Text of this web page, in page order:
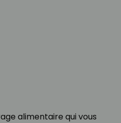
alimentaire qui vous